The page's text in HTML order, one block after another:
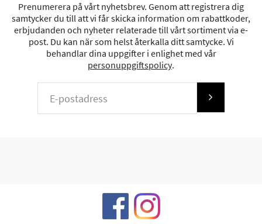
Prenumerera på vårt nyhetsbrev. Genom att registrera dig
samtycker du till att vi får skicka information om rabattkoder,
erbjudanden och nyheter relaterade till vårt sortiment via e-
post. Du kan när som helst återkalla ditt samtycke. Vi
behandlar dina uppgifter i enlighet med vår
personuppgiftspolicy.